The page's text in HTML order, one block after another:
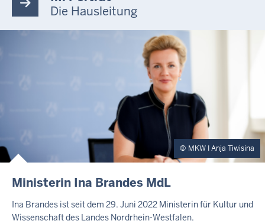
Die Hausleitung
MKW I Anja Tiwisina
Ministerin Ina Brandes MdL
Ina Brandes ist seit dem 29. Juni 2022 Ministerin für Kultur und
Wissenschaft des Landes Nordrhein-Westfalen.